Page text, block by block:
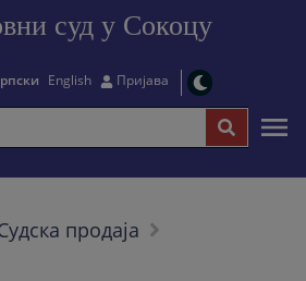
суд у Сокоцу
English Пријава
продаја